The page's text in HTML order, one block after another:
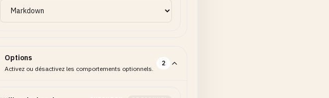
Options
Activez ou désactivez les comportements optionnels.
2